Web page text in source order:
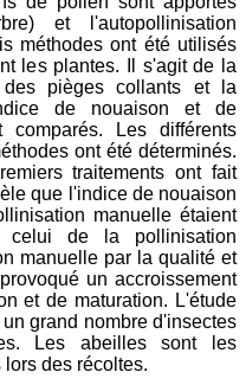
et l'autopollinisation
méthodes ont été utilisés
les plantes. Il s'agit de la
pièges collants et la
de nouaison et de
Les différents
ont été déterminés.
traitements ont fait
que l'indice de nouaison
manuelle étaient
celui de la pollinisation
manuelle par la qualité et
un accroissement
et de maturation. L'étude
grand nombre d'insectes
Les abeilles sont les
des récoltes.